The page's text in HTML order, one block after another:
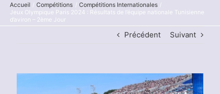
Accueil Compétitions
Compétitions Internationales
Jeux Olympique Paris 2024 : Résultats de l’équipe nationale Tunisienne
d’aviron – 2ème Jour
Précédent Suivant